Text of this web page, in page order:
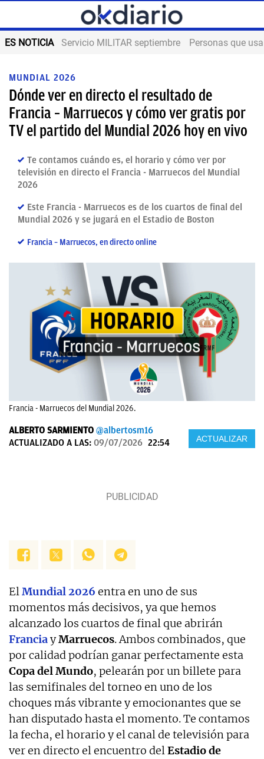
ES NOTICIA Servicio MILITAR septiembre Personas que
MUNDIAL 2026
Dónde ver en directo el resultado de
Francia – Marruecos y cómo ver gratis por
TV el partido del Mundial 2026 hoy en vivo
Te contamos cuándo es, el horario y cómo ver por
televisión en directo el Francia - Marruecos del Mundial
2026
Este Francia - Marruecos es de los cuartos de final del
Mundial 2026 y se jugará en el Estadio de Boston
Francia – Marruecos, en directo online
Francia - Marruecos del Mundial 2026.
ALBERTO SARMIENTO @albertosm16
ACTUALIZADO A LAS: 09/07/2026 22:54 ACTUALIZAR
ElMundial 2026 entra en uno de sus
momentos más decisivos, ya que hemos
alcanzado los cuartos de final que abrirán
FranciayMarruecos. Ambos combinados, que
por calidad podrían ganar perfectamente esta
Copa del Mundo, pelearán por un billete para
las semifinales del torneo en uno de los
choques más vibrante y emocionantes que se
han disputado hasta el momento. Te contamos
la fecha, el horario y el canal de televisión para
ver en directo el encuentro delEstadio de